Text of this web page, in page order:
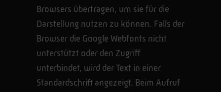
Browsers übertragen, um sie für die
Darstellung nutzen zu können. Falls der
Browser die Google Webfonts nicht
unterstützt oder den Zugriff
unterbindet, wird der Text in einer
Standardschrift angezeigt. Beim Aufruf